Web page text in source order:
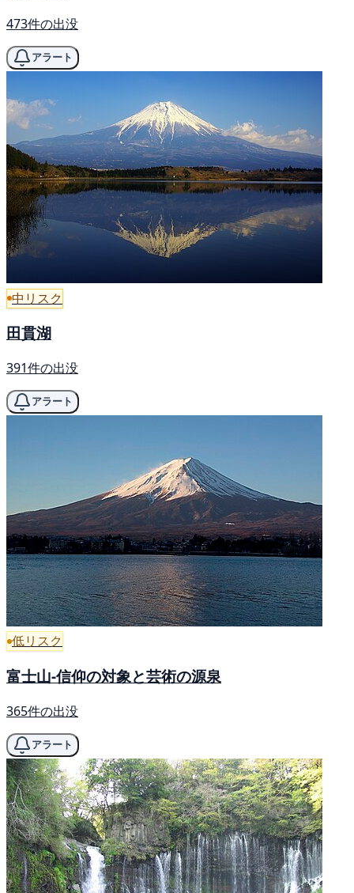
473件の出没
アラート
中リスク
田貫湖
391件の出没
アラート
低リスク
富士山-信仰の対象と芸術の源泉
365件の出没
アラート